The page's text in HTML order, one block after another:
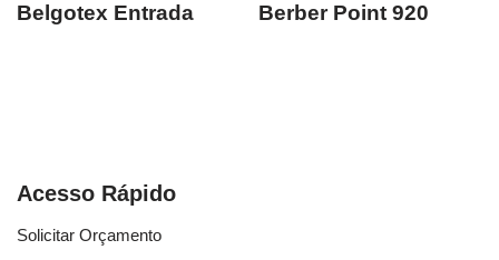
Belgotex Entrada
Berber Point 920
Acesso Rápido
Solicitar Orçamento